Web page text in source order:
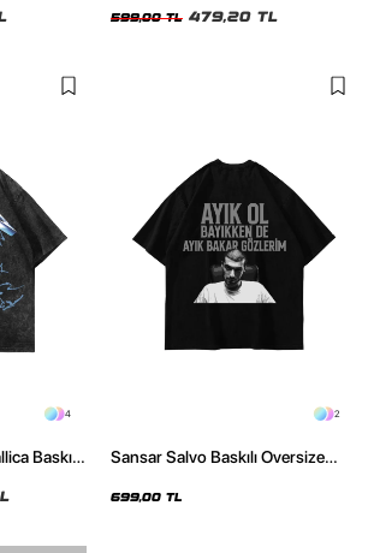
599,00 TL 479,20 TL
4
Baskılı
2
Sansar Salvo Baskılı Oversize
699,00 TL